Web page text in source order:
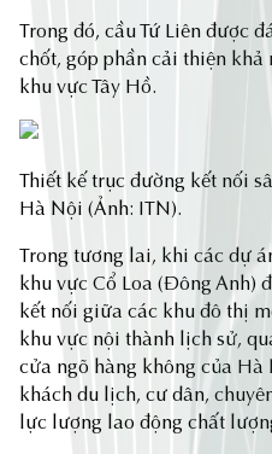
Trong đó, cầu Tứ Liên được
chốt, góp phần cải thiện
khu vực Tây Hồ.
Thiết kế trục đường kết nối
Hà Nội (Ảnh: ITN).
Trong tương lai, khi các dự
khu vực Cổ Loa (Đông Anh)
kết nối giữa các khu đô thị
khu vực nội thành lịch sử,
cửa ngõ hàng không của
khách du lịch, cư dân,
lực lượng lao động chất